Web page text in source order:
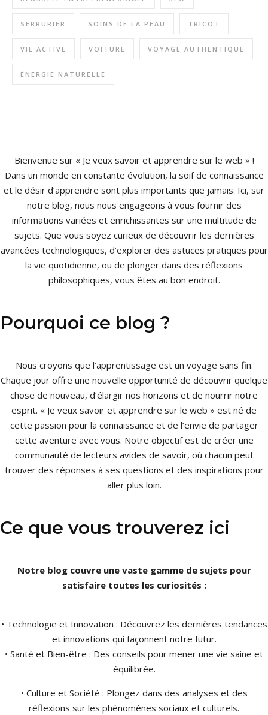
SERRURIER SOINS DE LA PEAU TRICOT
VIE ACTIVE VOITURE VOYAGE AUTHENTIQUE
ÉNERGIE NATURELLE
Bienvenue sur « Je veux savoir et apprendre sur le web » !
Dans un monde en constante évolution, la soif de connaissance
et le désir d’apprendre sont plus importants que jamais. Ici, sur
notre blog, nous nous engageons à vous fournir des
informations variées et enrichissantes sur une multitude de
sujets. Que vous soyez curieux de découvrir les dernières
avancées technologiques, d’explorer des astuces pratiques pour
la vie quotidienne, ou de plonger dans des réflexions
philosophiques, vous êtes au bon endroit.
Pourquoi ce blog ?
Nous croyons que l’apprentissage est un voyage sans fin.
Chaque jour offre une nouvelle opportunité de découvrir quelque
chose de nouveau, d’élargir nos horizons et de nourrir notre
esprit. « Je veux savoir et apprendre sur le web » est né de
cette passion pour la connaissance et de l’envie de partager
cette aventure avec vous. Notre objectif est de créer une
communauté de lecteurs avides de savoir, où chacun peut
trouver des réponses à ses questions et des inspirations pour
aller plus loin.
Ce que vous trouverez ici
Notre blog couvre une vaste gamme de sujets pour
satisfaire toutes les curiosités :
• Technologie et Innovation : Découvrez les dernières tendances
et innovations qui façonnent notre futur.
• Santé et Bien-être : Des conseils pour mener une vie saine et
équilibrée.
• Culture et Société : Plongez dans des analyses et des
réflexions sur les phénomènes sociaux et culturels.